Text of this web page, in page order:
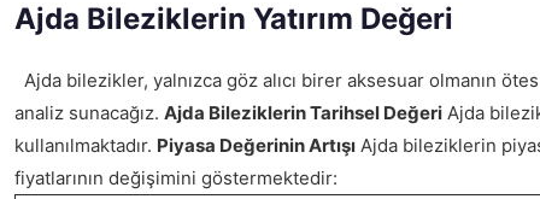
Ajda Bileziklerin Yatırım Değeri
Ajda bilezikler, yalnızca göz alıcı birer aksesuar olmanın
analiz sunacağız. Ajda Bileziklerin Tarihsel Değeri Ajda
kullanılmaktadır. Piyasa Değerinin Artışı Ajda bileziklerin
fiyatlarının değişimini göstermektedir: